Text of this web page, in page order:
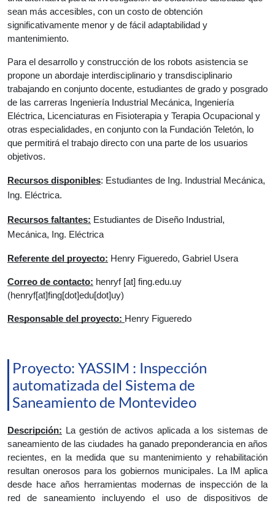
sean más accesibles, con un costo de obtención
significativamente menor y de fácil adaptabilidad y
mantenimiento.
Para el desarrollo y construcción de los robots asistencia se
propone un abordaje interdisciplinario y transdisciplinario
trabajando en conjunto docente, estudiantes de grado y posgrado
de las carreras Ingeniería Industrial Mecánica, Ingeniería
Eléctrica, Licenciaturas en Fisioterapia y Terapia Ocupacional y
otras especialidades, en conjunto con la Fundación Teletón, lo
que permitirá el trabajo directo con una parte de los usuarios
objetivos.
Recursos disponibles: Estudiantes de Ing. Industrial Mecánica,
Ing. Eléctrica.
Recursos faltantes: Estudiantes de Diseño Industrial,
Mecánica, Ing. Eléctrica
Referente del proyecto: Henry Figueredo, Gabriel Usera
Correo de contacto: henryf [at] fing.edu.uy
(henryf[at]fing[dot]edu[dot]uy)
Responsable del proyecto: Henry Figueredo
Proyecto: YASSIM : Inspección
automatizada del Sistema de
Saneamiento de Montevideo
Descripción: La gestión de activos aplicada a los sistemas de
saneamiento de las ciudades ha ganado preponderancia en años
recientes, en la medida que su mantenimiento y rehabilitación
resultan onerosos para los gobiernos municipales. La IM aplica
desde hace años herramientas modernas de inspección de la
red de saneamiento incluyendo el uso de dispositivos de